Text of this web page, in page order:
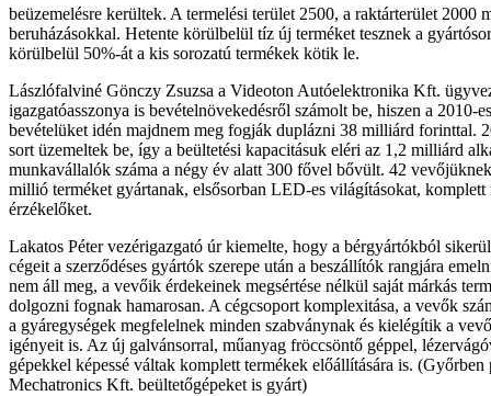
beüzemelésre kerültek. A termelési terület 2500, a raktárterület 2000
beruházásokkal. Hetente körülbelül tíz új terméket tesznek a
körülbelül 50%-át a kis sorozatú termékek kötik le.
Lászlófalviné Gönczy Zsuzsa a Videoton Autóelektronika Kft.
igazgatóasszonya is bevételnövekedésről számolt be, hiszen a 2010-
bevételüket idén majdnem meg fogják duplázni 38 milliárd forinttal.
sort üzemeltek be, így a beültetési kapacitásuk eléri az 1,2 milliárd
munkavállalók száma a négy év alatt 300 fővel bővült. 42
millió terméket gyártanak, elsősorban LED-es világításokat, komplett
érzékelőket.
Lakatos Péter vezérigazgató úr kiemelte, hogy a bérgyártókból
cégeit a szerződéses gyártók szerepe után a beszállítók rangjára
nem áll meg, a vevőik érdekeinek megsértése nélkül saját márkás
dolgozni fognak hamarosan. A cégcsoport komplexitása, a vevők
a gyáregységek megfelelnek minden szabványnak és kielégítik a
igényeit is. Az új galvánsorral, műanyag fröccsöntő géppel,
gépekkel képessé váltak komplett termékek előállítására is.
Mechatronics Kft. beültetőgépeket is gyárt)